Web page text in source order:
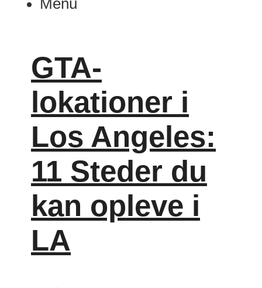
Menu
GTA-
lokationer i
Los Angeles:
11 Steder du
kan opleve i
LA